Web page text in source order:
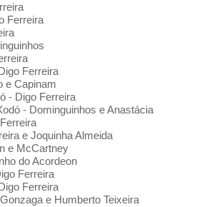
Ferreira
Ferreira
e Capinam
- Digo Ferreira
- Dominguinhos e Anastácia
e Joquinha Almeida
e McCartney
do Acordeon
Ferreira
Ferreira
e Humberto Teixeira